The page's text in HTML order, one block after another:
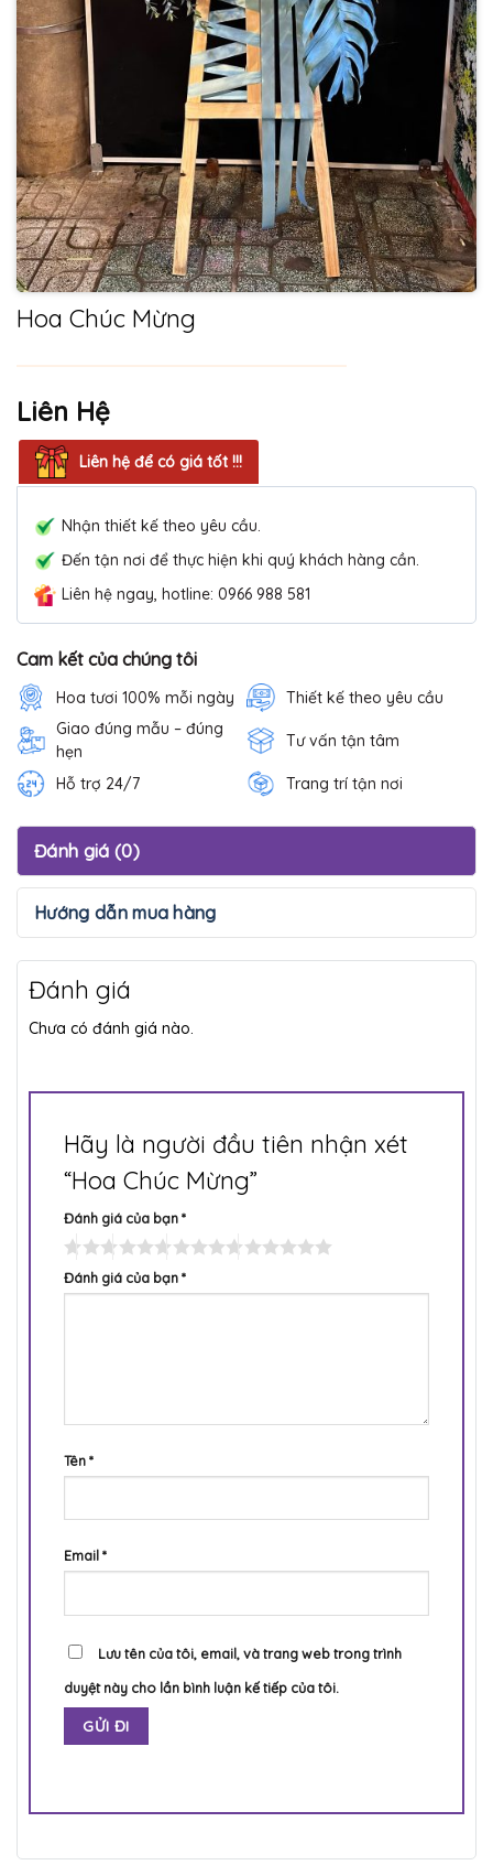
Hoa Chúc Mừng
Liên Hệ
Liên hệ để có giá tốt !!!
Nhận thiết kế theo yêu cầu.
Đến tận nơi để thực hiện khi quý khách hàng cần.
Liên hệ ngay, hotline: 0966 988 581
Cam kết của chúng tôi
Hoa tươi 100% mỗi ngày
Thiết kế theo yêu cầu
Giao đúng mẫu – đúng
hẹn
Tư vấn tận tâm
Hỗ trợ 24/7 Trang trí tận nơi
Đánh giá (0)
Hướng dẫn mua hàng
Đánh giá
Chưa có đánh giá nào.
Hãy là người đầu tiên nhận xét
“Hoa Chúc Mừng”
Đánh giá của bạn*
Đánh giá của bạn*
Tên*
Email*
Lưu tên của tôi, email, và trang web trong trình
duyệt này cho lần bình luận kế tiếp của tôi.